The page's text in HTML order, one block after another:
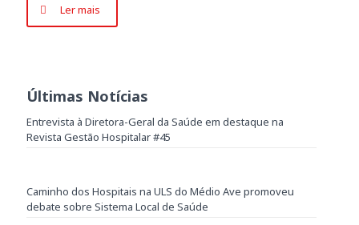
Ler mais
Últimas Notícias
Entrevista à Diretora-Geral da Saúde em destaque na
Revista Gestão Hospitalar #45
Caminho dos Hospitais na ULS do Médio Ave promoveu
debate sobre Sistema Local de Saúde